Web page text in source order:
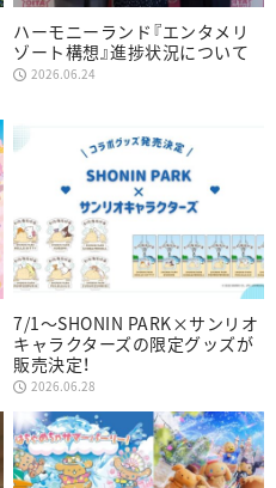
ハーモニーランド『エンタメリ
ゾート構想』進捗状況について
2026.06.24
7/1～SHONIN PARK×サンリオ
キャラクターズの限定グッズが
販売決定！
2026.06.28